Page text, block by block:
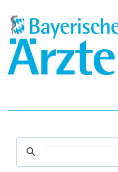
Inhalte